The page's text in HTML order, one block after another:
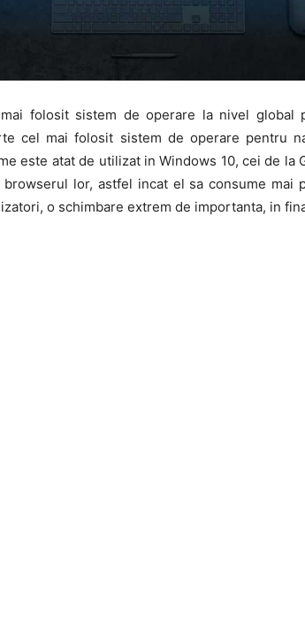
folosit sistem de operare la nivel global
cel mai folosit sistem de operare pentru
este atat de utilizat in Windows 10, cei de la
lor, astfel incat el sa consume mai
o schimbare extrem de importanta, in